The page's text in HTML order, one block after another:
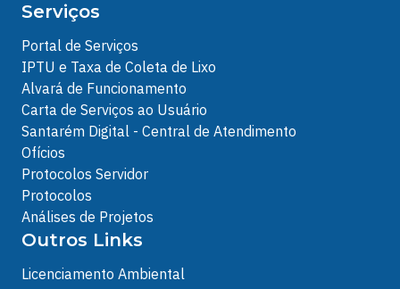
Serviços
Portal de Serviços
IPTU e Taxa de Coleta de Lixo
Alvará de Funcionamento
Carta de Serviços ao Usuário
Santarém Digital - Central de Atendimento
Ofícios
Protocolos Servidor
Protocolos
Análises de Projetos
Outros Links
Licenciamento Ambiental